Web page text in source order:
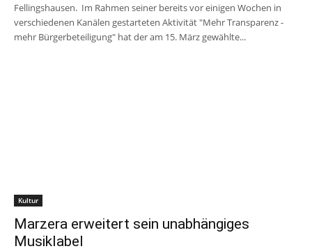
Fellingshausen. Im Rahmen seiner bereits vor einigen Wochen in
verschiedenen Kanälen gestarteten Aktivität "Mehr Transparenz -
mehr Bürgerbeteiligung" hat der am 15. März gewählte...
Kultur
Marzera erweitert sein unabhängiges
Musiklabel